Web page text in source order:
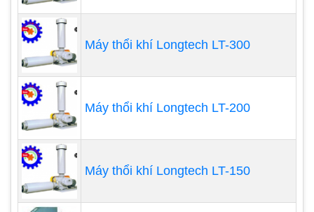
Máy thổi khí Longtech LT-300
Máy thổi khí Longtech LT-200
Máy thổi khí Longtech LT-150